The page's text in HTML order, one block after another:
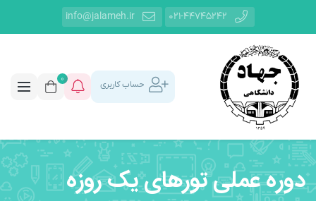
021-44745242
info@jalameh.ir
حساب کاربری
0
دوره عملی تورهای یک روزه